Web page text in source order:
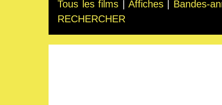
Tous les films Affiches
Bandes-
RECHERCHER